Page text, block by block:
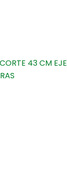
43 CM EJE